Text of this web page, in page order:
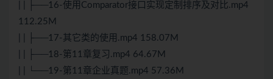
| | ├──16-使用Comparator接口实现定制排序及对比.mp4
112.25M
| | ├──17-其它类的使用.mp4 158.07M
| | ├──18-第11章复习.mp4 64.67M
| | └──19-第11章企业真题.mp4 57.36M